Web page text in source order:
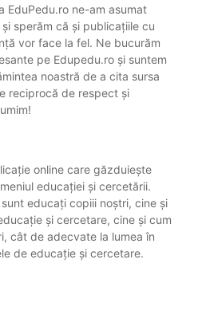
EduPedu.ro ne-am asumat
sperăm că și publicațiile cu
vor face la fel. Ne bucurăm
pe Edupedu.ro și suntem
noastră de a cita sursa
reciprocă de respect și
online care găzduiește
educației și cercetării.
educați copiii noștri, cine și
și cercetare, cine și cum
cât de adecvate la lumea în
de educație și cercetare.